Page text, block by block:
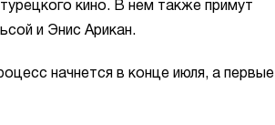
кино. В нем также примут
и Энис Арикан.
начнется в конце июля, а первые